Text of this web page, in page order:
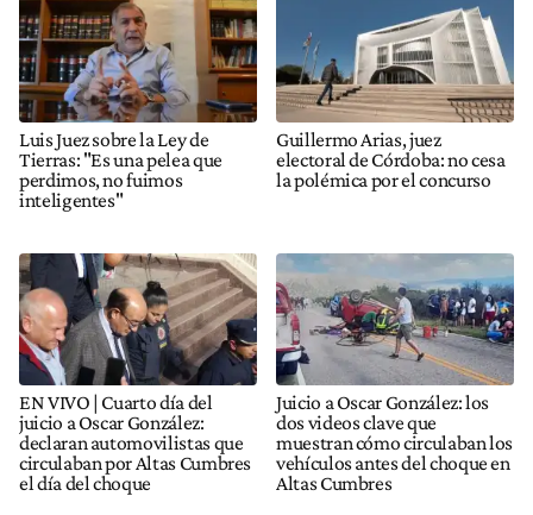
Luis Juez sobre la Ley de
Tierras: "Es una pelea que
perdimos, no fuimos
inteligentes"
Guillermo Arias, juez
electoral de Córdoba: no cesa
la polémica por el concurso
EN VIVO | Cuarto día del
juicio a Oscar González:
declaran automovilistas que
circulaban por Altas Cumbres
el día del choque
Juicio a Oscar González: los
dos videos clave que
muestran cómo circulaban los
vehículos antes del choque en
Altas Cumbres